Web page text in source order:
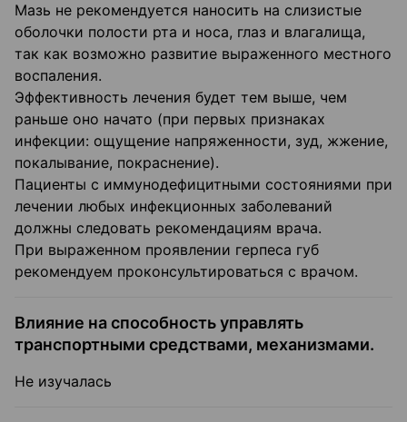
Мазь не рекомендуется наносить на слизистые
оболочки полости рта и носа, глаз и влагалища,
так как возможно развитие выраженного местного
воспаления.
Эффективность лечения будет тем выше, чем
раньше оно начато (при первых признаках
инфекции: ощущение напряженности, зуд, жжение,
покалывание, покраснение).
Пациенты с иммунодефицитными состояниями при
лечении любых инфекционных заболеваний
должны следовать рекомендациям врача.
При выраженном проявлении герпеса губ
рекомендуем проконсультироваться с врачом.
Влияние на способность управлять
транспортными средствами, механизмами.
Не изучалась